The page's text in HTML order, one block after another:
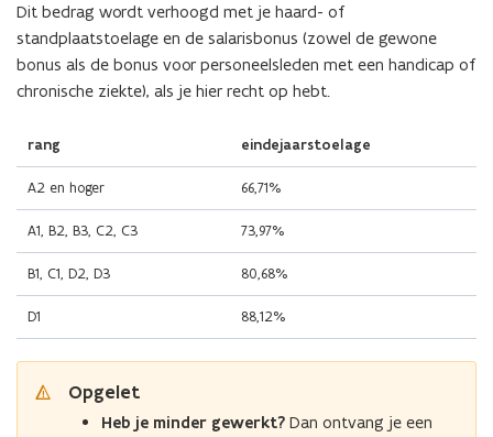
Dit bedrag wordt verhoogd met je haard- of
standplaatstoelage en de salarisbonus (zowel de gewone
bonus als de bonus voor personeelsleden met een handicap of
chronische ziekte), als je hier recht op hebt.
rang eindejaarstoelage
A2 en hoger 66,71%
A1, B2, B3, C2, C3 73,97%
B1, C1, D2, D3 80,68%
D1 88,12%
Opgelet
Heb je minder gewerkt? Dan ontvang je een